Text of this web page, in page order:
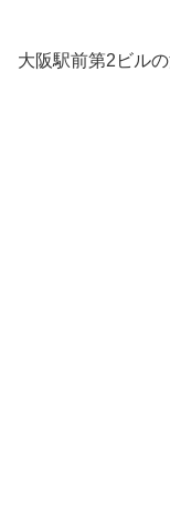
大阪駅前第2ビル